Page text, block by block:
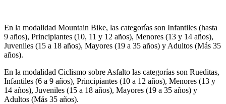
En la modalidad Mountain Bike, las categorías son Infantiles (hasta
9 años), Principiantes (10, 11 y 12 años), Menores (13 y 14 años),
Juveniles (15 a 18 años), Mayores (19 a 35 años) y Adultos (Más 35
años).
En la modalidad Ciclismo sobre Asfalto las categorías son Rueditas,
Infantiles (6 a 9 años), Principiantes (10 a 12 años), Menores (13 y
14 años), Juveniles (15 a 18 años), Mayores (19 a 35 años) y
Adultos (Más 35 años).